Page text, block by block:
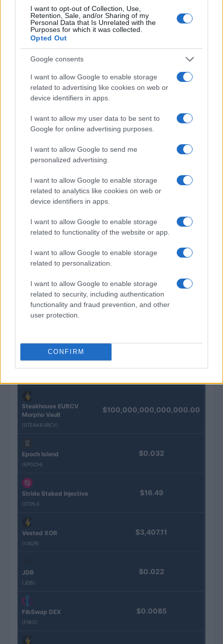
I want to opt-out of Collection, Use,
Retention, Sale, and/or Sharing of my
Personal Data that Is Unrelated with the
Purposes for which it was collected.
Opted Out
Google consents
I want to allow Google to enable storage
related to advertising like cookies on web or
device identifiers in apps.
I want to allow my user data to be sent to
Google for online advertising purposes.
I want to allow Google to send me
personalized advertising.
I want to allow Google to enable storage
related to analytics like cookies on web or
device identifiers in apps.
I want to allow Google to enable storage
related to functionality of the website or app.
I want to allow Google to enable storage
related to personalization.
I want to allow Google to enable storage
related to security, including authentication
functionality and fraud prevention, and other
user protection.
CONFIRM
Assegnati 98 milioni per la progettazione di opere pubbliche nel
Francesca Galli · 7 Ago 2026
INVESTIMENTI
Investimenti immobiliari a Valencia: opportunità e vantaggi
con Globexs Group
Niccolò Conforti · 6 Ago 2026
Nome Prezzo
Eureka Bridged PAX
Gold (Terra
Kinza Babylon Staked
BTC
Steakhouse EURCV
Morpho Vault
(STEAKEURCV)
$100,000,000,000,000.00
Epoch Island
(EPOCH)
$0.032
Stride Staked Injective
(STINJ)
$16.49
Vested XOR
(VXOR)
$3,407.11
JDB
(JDB)
$0.022
FibSwap DEX
(FIBO)
$0.0085